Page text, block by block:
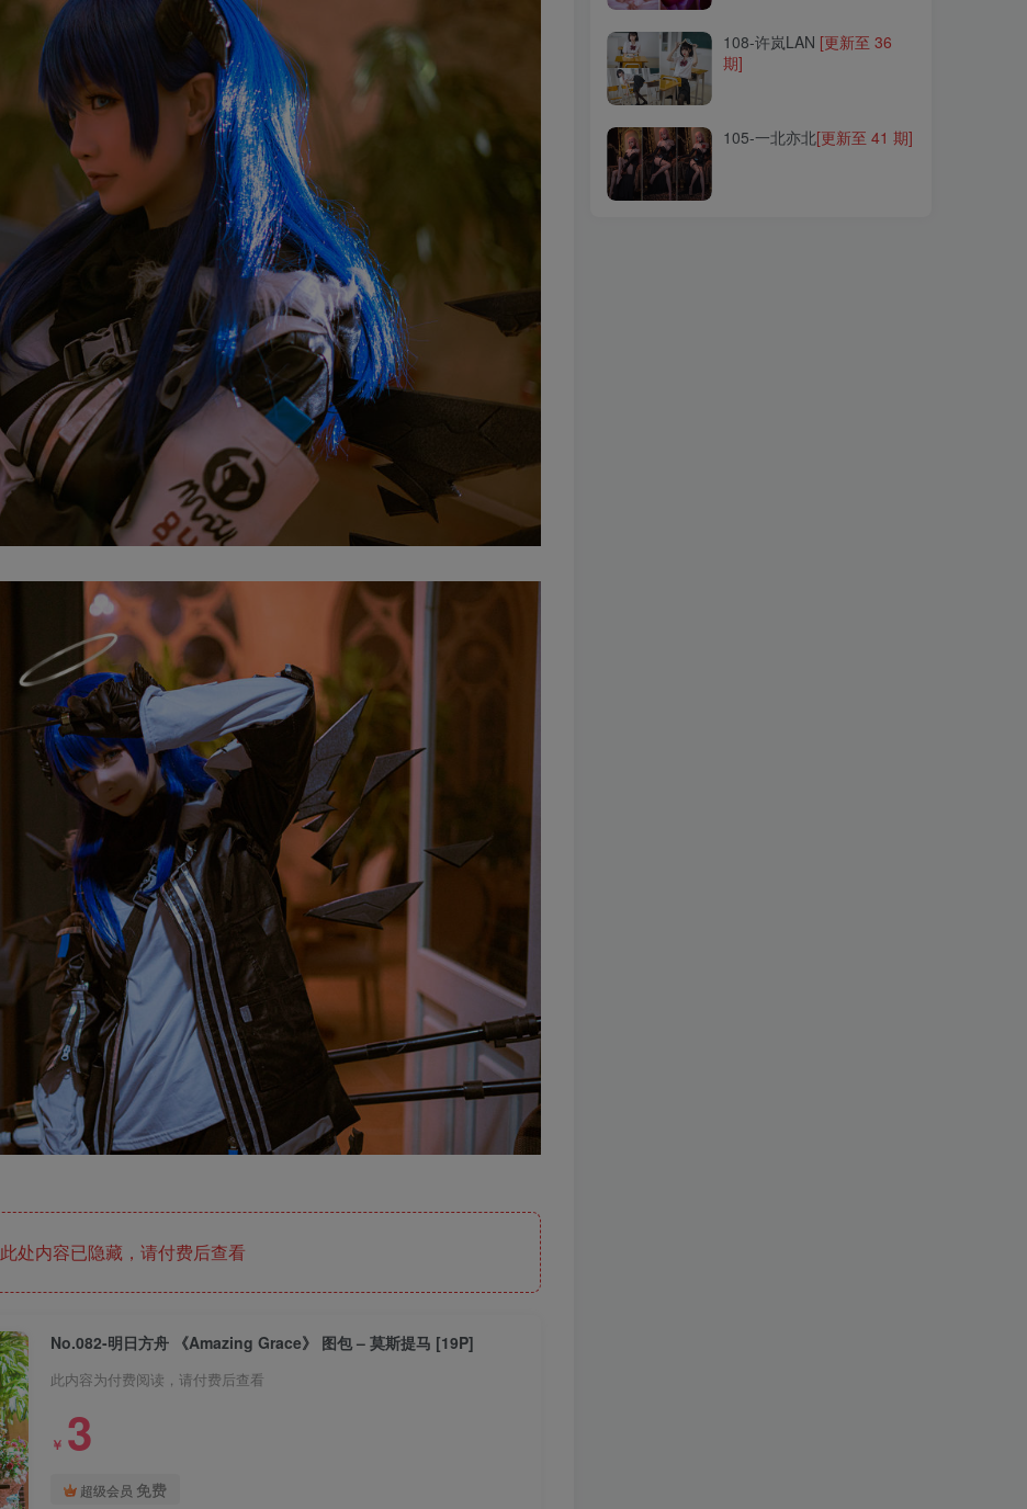
此处内容已隐藏，请付费后查看
No.082-明日方舟 《Amazing Grace》 图包 – 莫斯提马 [19P]
此内容为付费阅读，请付费后查看
￥ 3
超级会员 免费
105-一北亦北
108-许岚LAN [更新至 36
期]
105-一北亦北[更新至 41 期]